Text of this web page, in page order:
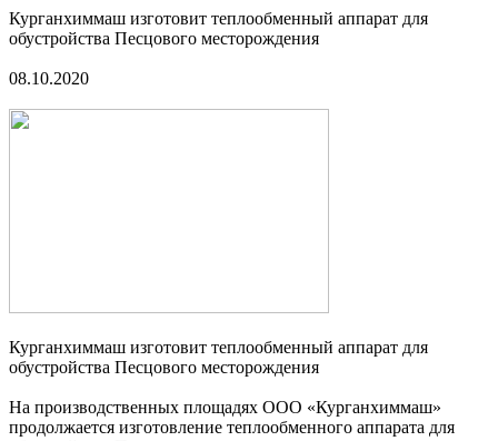
Курганхиммаш изготовит теплообменный аппарат для
обустройства Песцового месторождения
08.10.2020
Курганхиммаш изготовит теплообменный аппарат для
обустройства Песцового месторождения
На производственных площадях ООО «Курганхиммаш»
продолжается изготовление теплообменного аппарата для